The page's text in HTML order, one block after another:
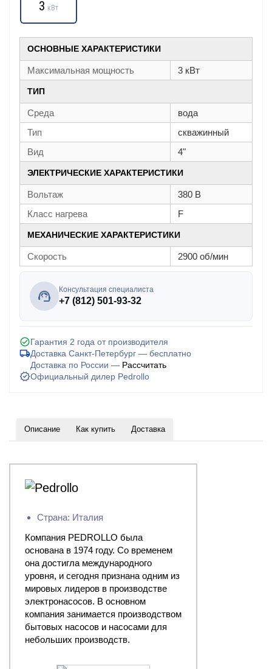
3 кВт
ОСНОВНЫЕ ХАРАКТЕРИСТИКИ
Максимальная мощность 3 кВт
ТИП
Среда
вода
Тип
скважинный
Вид
4"
ЭЛЕКТРИЧЕСКИЕ ХАРАКТЕРИСТИКИ
Вольтаж
380 В
Класс нагрева
F
МЕХАНИЧЕСКИЕ ХАРАКТЕРИСТИКИ
Скорость 2900 об/мин
Консультация специалиста
+7 (812) 501-93-32
Гарантия 2 года от производителя
Доставка Санкт-Петербург — бесплатно
Доставка по России — Рассчитать
Официальный дилер Pedrollo
Описание Как купить Доставка
Страна: Италия
Компания PEDROLLO была
основана в 1974 году. Со временем
она достигла международного
уровня, и сегодня признана одним из
мировых лидеров в производстве
электронасосов. В основном
компания занимается производством
бытовых насосов и насосами для
небольших производств.